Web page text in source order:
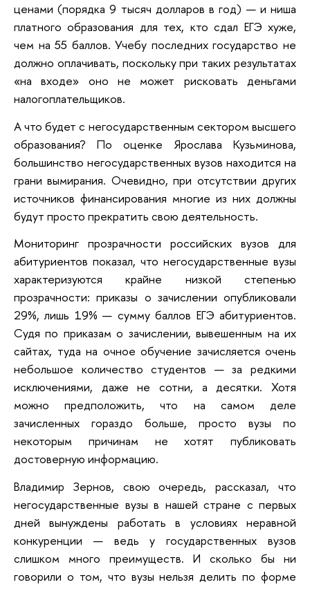
ценами (порядка 9 тысяч долларов в год) — и ниша
платного образования для тех, кто сдал ЕГЭ хуже,
чем на 55 баллов. Учебу последних государство не
должно оплачивать, поскольку при таких результатах
«на входе» оно не может рисковать деньгами
налогоплательщиков.
А что будет с негосударственным сектором высшего
образования? По оценке Ярослава Кузьминова,
большинство негосударственных вузов находится на
грани вымирания. Очевидно, при отсутствии других
источников финансирования многие из них должны
будут просто прекратить свою деятельность.
Мониторинг прозрачности российских вузов для
абитуриентов показал, что негосударственные вузы
характеризуются крайне низкой степенью
прозрачности: приказы о зачислении опубликовали
29%, лишь 19% — сумму баллов ЕГЭ абитуриентов.
Судя по приказам о зачислении, вывешенным на их
сайтах, туда на очное обучение зачисляется очень
небольшое количество студентов — за редкими
исключениями, даже не сотни, а десятки. Хотя
можно предположить, что на самом деле
зачисленных гораздо больше, просто вузы по
некоторым причинам не хотят публиковать
достоверную информацию.
Владимир Зернов, свою очередь, рассказал, что
негосударственные вузы в нашей стране с первых
дней вынуждены работать в условиях неравной
конкуренции — ведь у государственных вузов
слишком много преимуществ. И сколько бы ни
говорили о том, что вузы нельзя делить по форме